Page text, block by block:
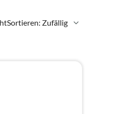
Sortieren: Zufällig